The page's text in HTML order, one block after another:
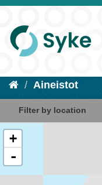
Aineistot
Filter by location
+
-